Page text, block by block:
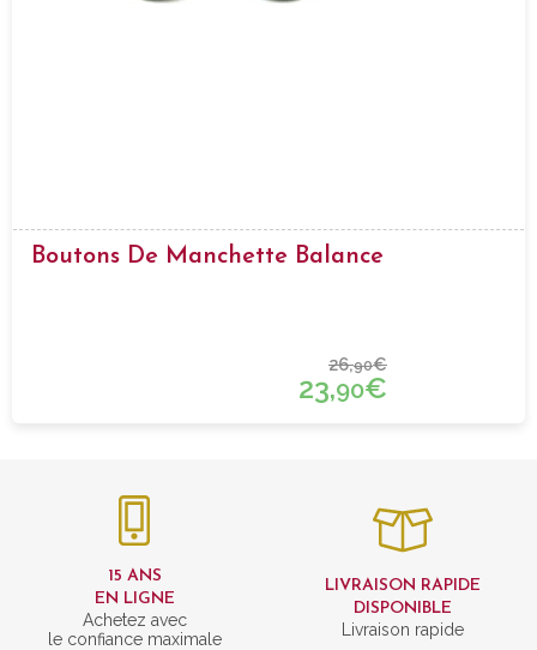
Boutons De Manchette Balance
26,90€
23,90€
15 ANS
EN LIGNE
Achetez avec
le confiance maximale
LIVRAISON RAPIDE
DISPONIBLE
Livraison rapide